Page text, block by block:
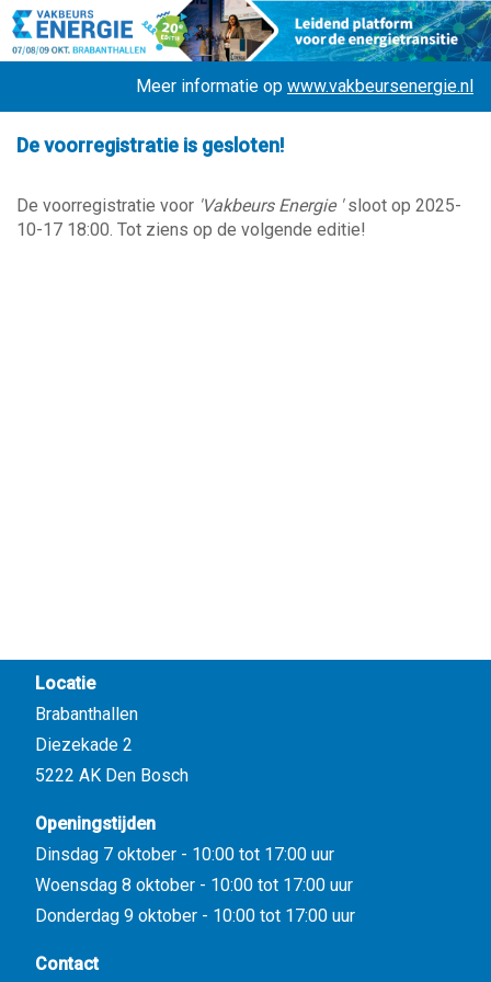
Meer informatie op www.vakbeursenergie.nl
De voorregistratie is gesloten!
De voorregistratie voor 'Vakbeurs Energie ' sloot op 2025-
10-17 18:00. Tot ziens op de volgende editie!
Locatie
Brabanthallen
Diezekade 2
5222 AK Den Bosch
Openingstijden
Dinsdag 7 oktober - 10:00 tot 17:00 uur
Woensdag 8 oktober - 10:00 tot 17:00 uur
Donderdag 9 oktober - 10:00 tot 17:00 uur
Contact